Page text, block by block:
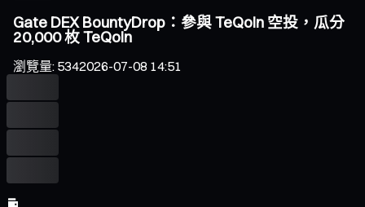
Gate DEX BountyDrop：參與 TeQoin 空投，瓜分
20,000 枚 TeQoin
瀏覽量: 5342026-07-08 14:51